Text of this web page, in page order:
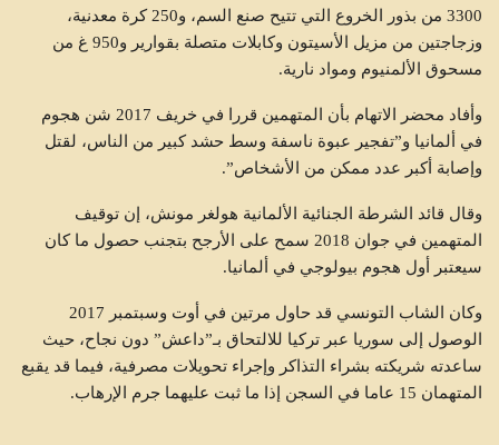
3300 من بذور الخروع التي تتيح صنع السم، و250 كرة معدنية،
وزجاجتين من مزيل الأسيتون وكابلات متصلة بقوارير و950 غ من
مسحوق الألمنيوم ومواد نارية.
وأفاد محضر الاتهام بأن المتهمين قررا في خريف 2017 شن هجوم
في ألمانيا و”تفجير عبوة ناسفة وسط حشد كبير من الناس، لقتل
وإصابة أكبر عدد ممكن من الأشخاص”.
وقال قائد الشرطة الجنائية الألمانية هولغر مونش، إن توقيف
المتهمين في جوان 2018 سمح على الأرجح بتجنب حصول ما كان
سيعتبر أول هجوم بيولوجي في ألمانيا.
وكان الشاب التونسي قد حاول مرتين في أوت وسبتمبر 2017
الوصول إلى سوريا عبر تركيا للالتحاق بـ”داعش” دون نجاح، حيث
ساعدته شريكته بشراء التذاكر وإجراء تحويلات مصرفية، فيما قد يقبع
المتهمان 15 عاما في السجن إذا ما ثبت عليهما جرم الإرهاب.